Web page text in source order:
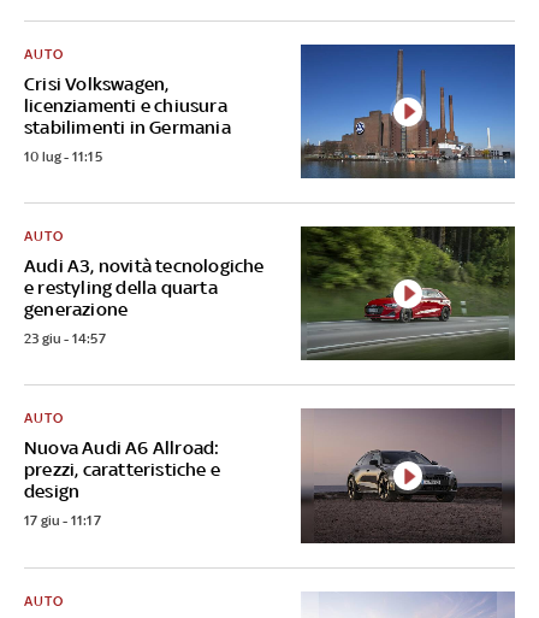
Crisi Volkswagen,
licenziamenti e chiusura
stabilimenti in Germania
AUTO
10 lug - 11:15
Audi A3, novità tecnologiche
e restyling della quarta
generazione
AUTO
23 giu - 14:57
Nuova Audi A6 Allroad:
prezzi, caratteristiche e
design
AUTO
17 giu - 11:17
AUTO